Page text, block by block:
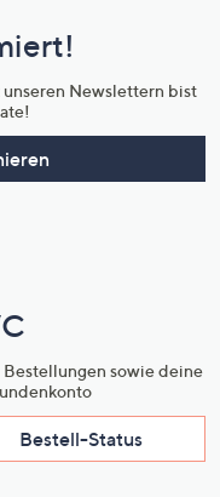
Newslettern bist
sowie deine
Bestell-Status